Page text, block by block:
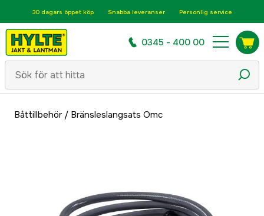
30 dagars öppet köp Snabba leveranser Personlig service
0345 - 400 00
Båttillbehör/ Bränsleslangsats Omc